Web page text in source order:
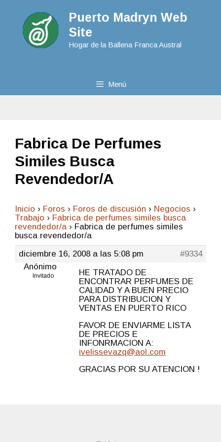
Puerto Madryn Web
Site
Hogar de la Ballena Franca Austral
Menú
Fabrica De Perfumes
Similes Busca
Revendedor/a
Inicio › Foros › Foros de discusión › Negocios ›
Trabajo › Fabrica de perfumes similes busca
revendedor/a › Fabrica de perfumes similes
busca revendedor/a
diciembre 16, 2008 a las 5:08 pm
#9334
Anónimo
Invitado
HE TRATADO DE
ENCONTRAR PERFUMES DE
CALIDAD Y A BUEN PRECIO
PARA DISTRIBUCION Y
VENTAS EN PUERTO RICO
FAVOR DE ENVIARME LISTA
DE PRECIOS E
INFONRMACION A:
ivelissevazq@aol.com
GRACIAS POR SU ATENCION !